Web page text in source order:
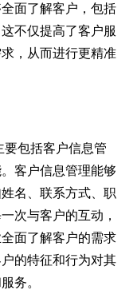
面了解客户，包括
不仅提高了客户服
，从而进行更精准
包括客户信息管
客户信息管理能够
名、联系方式、职
次与客户的互动，
面了解客户的需求
的特征和行为对其
务。